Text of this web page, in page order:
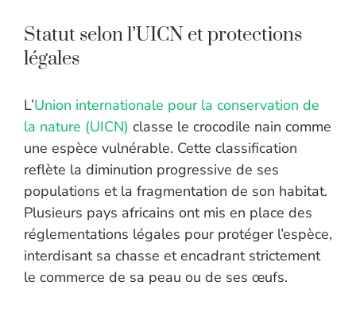
Statut selon l’UICN et protections
légales
L’Union internationale pour la conservation de
la nature (UICN) classe le crocodile nain comme
une espèce vulnérable. Cette classification
reflète la diminution progressive de ses
populations et la fragmentation de son habitat.
Plusieurs pays africains ont mis en place des
réglementations légales pour protéger l’espèce,
interdisant sa chasse et encadrant strictement
le commerce de sa peau ou de ses œufs.